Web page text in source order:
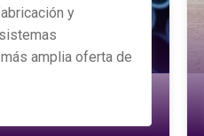
y
amplia oferta de